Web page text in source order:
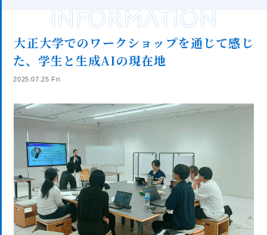
INFORMATION
大正大学でのワークショップを通じて感じ
た、学生と生成AIの現在地
2025.07.25 Fri